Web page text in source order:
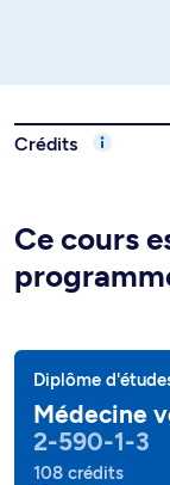
Crédits
Ce cours
Diplôme
Médecine
2-590-1-3
108 crédits